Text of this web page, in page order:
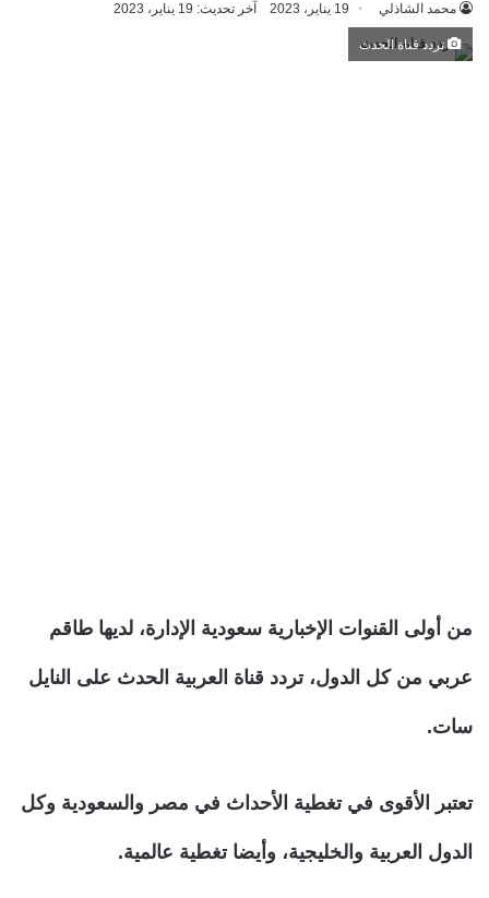
محمد الشاذلي 19 يناير، 2023 آخر تحديث: 19 يناير، 2023
تردد قناة الحدث
من أولى القنوات الإخبارية سعودية الإدارة، لديها طاقم
عربي من كل الدول، تردد قناة العربية الحدث على النايل
سات.
تعتبر الأقوى في تغطية الأحداث في مصر والسعودية وكل
الدول العربية والخليجية، وأيضا تغطية عالمية.